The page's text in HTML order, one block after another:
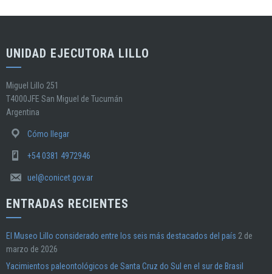
UNIDAD EJECUTORA LILLO
Miguel Lillo 251
T4000JFE San Miguel de Tucumán
Argentina
Cómo llegar
+54 0381 4972946
uel@conicet.gov.ar
ENTRADAS RECIENTES
El Museo Lillo considerado entre los seis más destacados del país 2 de
marzo de 2026
Yacimientos paleontológicos de Santa Cruz do Sul en el sur de Brasil